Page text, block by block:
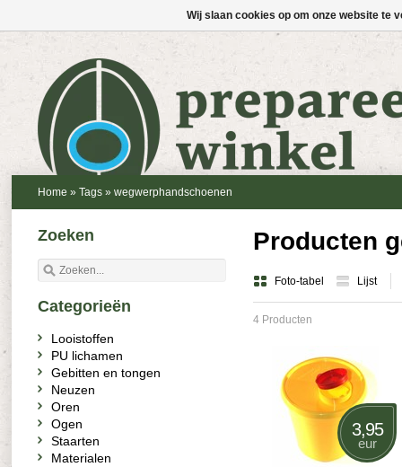
Home » Tags » wegwerphandschoenen
Producten
Foto-tabel Lijst
4 Producten
3,95
eur
Zoeken
Categorieën
Looistoffen
PU lichamen
Gebitten en tongen
Neuzen
Oren
Ogen
Staarten
Materialen
Wij slaan cookies op om onze website te